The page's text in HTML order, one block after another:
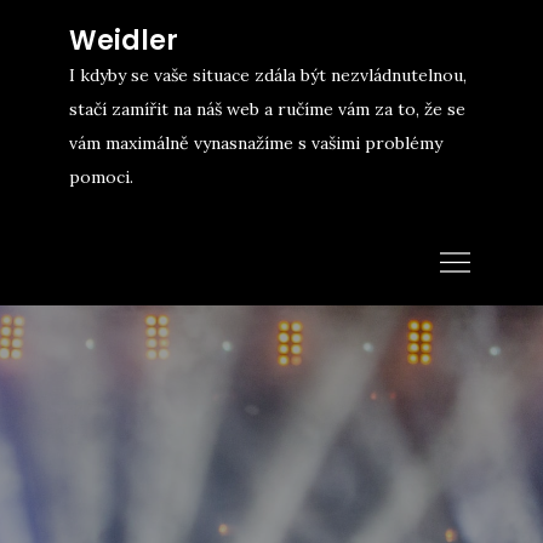
content
Weidler
I kdyby se vaše situace zdála být nezvládnutelnou,
stačí zamířit na náš web a ručíme vám za to, že se
vám maximálně vynasnažíme s vašimi problémy
pomoci.